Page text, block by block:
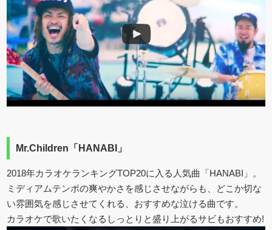
Mr.Children「HANABI」
2018年カラオケランキングTOP20に入る人気曲「HANABI」。
ミディアムテンポの爽やかさを感じさせながらも、どこか切な
い雰囲気を感じさせてくれる、おすすめな泣ける曲です。
カラオケで歌いたくなるしっとりと盛り上がるサビもおすすめ!